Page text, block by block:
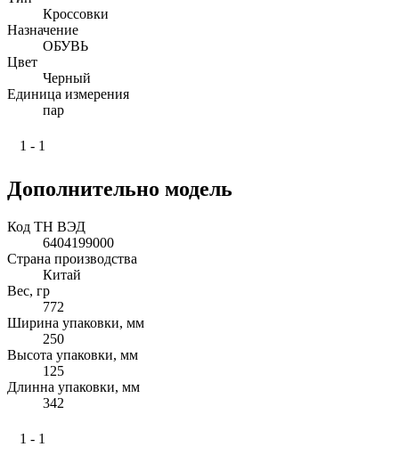
Кроссовки
Назначение
ОБУВЬ
Цвет
Черный
Единица измерения
пар
1 - 1
Дополнительно модель
Код ТН ВЭД
6404199000
Страна производства
Китай
Вес, гр
772
Ширина упаковки, мм
250
Высота упаковки, мм
125
Длинна упаковки, мм
342
1 - 1